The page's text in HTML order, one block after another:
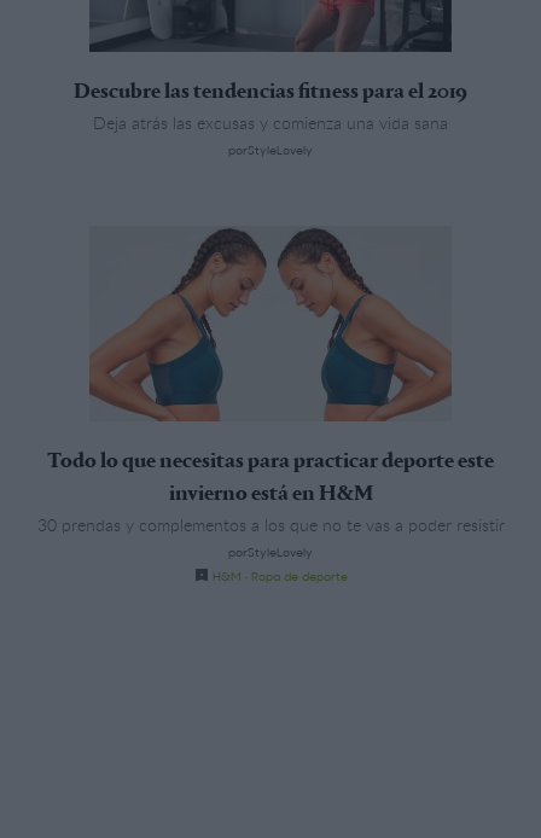
Descubre las tendencias fitness para el 2019
Deja atrás las excusas y comienza una vida sana
porStyleLovely
Todo lo que necesitas para practicar deporte este
invierno está en H&M
30 prendas y complementos a los que no te vas a poder resistir
porStyleLovely
H&M
Ropa de deporte